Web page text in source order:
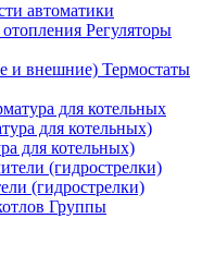
автоматики
Регуляторы
Термостаты
для котельных
для котельных)
(гидрострелки)
Группы